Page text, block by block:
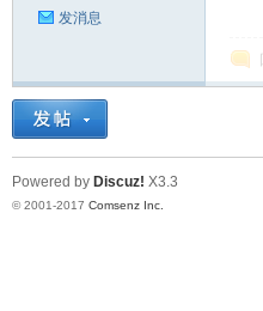
发消息
Powered by Discuz! X3.3
© 2001-2017 Comsenz Inc.